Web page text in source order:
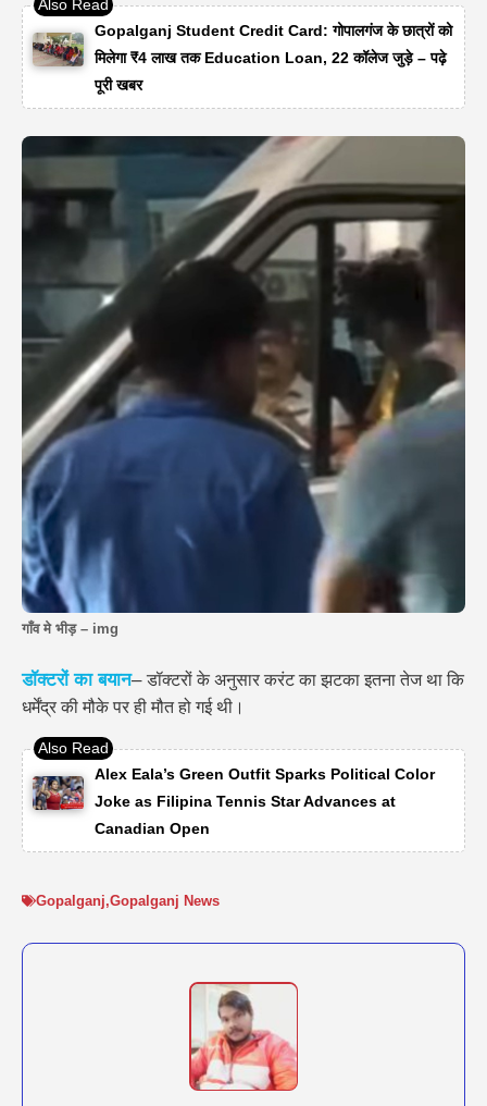
Gopalganj Student Credit Card: गोपालगंज के छात्रों को
मिलेगा ₹4 लाख तक Education Loan, 22 कॉलेज जुड़े – पढ़े
पूरी खबर
गाँव मे भीड़ – img
डॉक्टरों का बयान–डॉक्टरों के अनुसार करंट का झटका इतना तेज था कि
धर्मेंद्र की मौके पर ही मौत हो गई थी।
Alex Eala’s Green Outfit Sparks Political Color
Joke as Filipina Tennis Star Advances at
Canadian Open
Gopalganj,Gopalganj News